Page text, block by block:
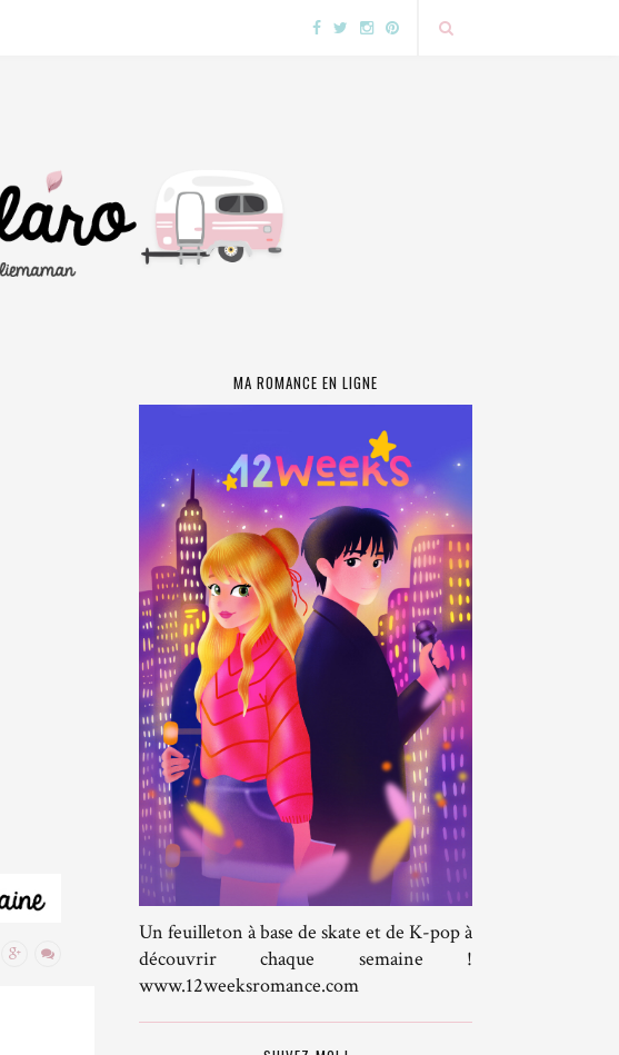
MA ROMANCE EN LIGNE
Un feuilleton à base de skate et de K-pop à
découvrir chaque semaine !
www.12weeksromance.com